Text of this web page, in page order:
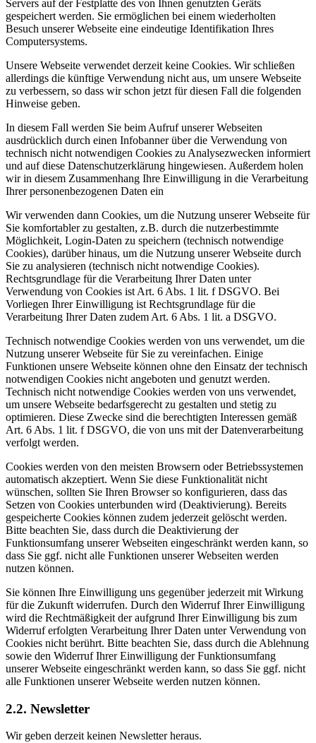
Servers auf der Festplatte des von Ihnen genutzten Geräts
gespeichert werden. Sie ermöglichen bei einem wiederholten
Besuch unserer Webseite eine eindeutige Identifikation Ihres
Computersystems.
Unsere Webseite verwendet derzeit keine Cookies. Wir schließen
allerdings die künftige Verwendung nicht aus, um unsere Webseite
zu verbessern, so dass wir schon jetzt für diesen Fall die folgenden
Hinweise geben.
In diesem Fall werden Sie beim Aufruf unserer Webseiten
ausdrücklich durch einen Infobanner über die Verwendung von
technisch nicht notwendigen Cookies zu Analysezwecken informiert
und auf diese Datenschutzerklärung hingewiesen. Außerdem holen
wir in diesem Zusammenhang Ihre Einwilligung in die Verarbeitung
Ihrer personenbezogenen Daten ein
Wir verwenden dann Cookies, um die Nutzung unserer Webseite für
Sie komfortabler zu gestalten, z.B. durch die nutzerbestimmte
Möglichkeit, Login-Daten zu speichern (technisch notwendige
Cookies), darüber hinaus, um die Nutzung unserer Webseite durch
Sie zu analysieren (technisch nicht notwendige Cookies).
Rechtsgrundlage für die Verarbeitung Ihrer Daten unter
Verwendung von Cookies ist Art. 6 Abs. 1 lit. f DSGVO. Bei
Vorliegen Ihrer Einwilligung ist Rechtsgrundlage für die
Verarbeitung Ihrer Daten zudem Art. 6 Abs. 1 lit. a DSGVO.
Technisch notwendige Cookies werden von uns verwendet, um die
Nutzung unserer Webseite für Sie zu vereinfachen. Einige
Funktionen unsere Webseite können ohne den Einsatz der technisch
notwendigen Cookies nicht angeboten und genutzt werden.
Technisch nicht notwendige Cookies werden von uns verwendet,
um unsere Webseite bedarfsgerecht zu gestalten und stetig zu
optimieren. Diese Zwecke sind die berechtigten Interessen gemäß
Art. 6 Abs. 1 lit. f DSGVO, die von uns mit der Datenverarbeitung
verfolgt werden.
Cookies werden von den meisten Browsern oder Betriebssystemen
automatisch akzeptiert. Wenn Sie diese Funktionalität nicht
wünschen, sollten Sie Ihren Browser so konfigurieren, dass das
Setzen von Cookies unterbunden wird (Deaktivierung). Bereits
gespeicherte Cookies können zudem jederzeit gelöscht werden.
Bitte beachten Sie, dass durch die Deaktivierung der
Funktionsumfang unserer Webseiten eingeschränkt werden kann, so
dass Sie ggf. nicht alle Funktionen unserer Webseiten werden
nutzen können.
Sie können Ihre Einwilligung uns gegenüber jederzeit mit Wirkung
für die Zukunft widerrufen. Durch den Widerruf Ihrer Einwilligung
wird die Rechtmäßigkeit der aufgrund Ihrer Einwilligung bis zum
Widerruf erfolgten Verarbeitung Ihrer Daten unter Verwendung von
Cookies nicht berührt. Bitte beachten Sie, dass durch die Ablehnung
sowie den Widerruf Ihrer Einwilligung der Funktionsumfang
unserer Webseite eingeschränkt werden kann, so dass Sie ggf. nicht
alle Funktionen unserer Webseite werden nutzen können.
2.2. Newsletter
Wir geben derzeit keinen Newsletter heraus.